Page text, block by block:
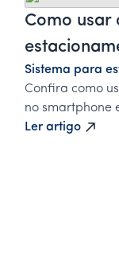
Como usar
Sistema para
Confira como
no smartphone
Ler artigo